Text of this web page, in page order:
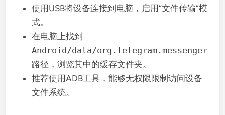
使用USB将设备连接到电脑，启用“文件传输”模
式。
在电脑上找到
Android/data/org.telegram.messenger
路径，浏览其中的缓存文件夹。
推荐使用ADB工具，能够无权限限制访问设备
文件系统。